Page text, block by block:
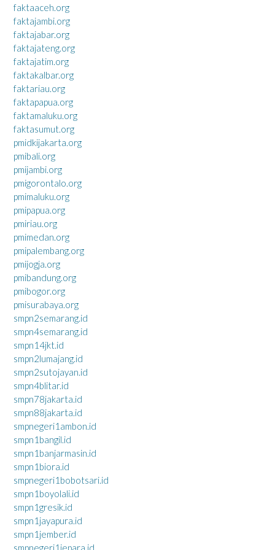
faktaaceh.org
faktajambi.org
faktajabar.org
faktajateng.org
faktajatim.org
faktakalbar.org
faktariau.org
faktapapua.org
faktamaluku.org
faktasumut.org
pmidkijakarta.org
pmibali.org
pmijambi.org
pmigorontalo.org
pmimaluku.org
pmipapua.org
pmiriau.org
pmimedan.org
pmipalembang.org
pmijogja.org
pmibandung.org
pmibogor.org
pmisurabaya.org
smpn2semarang.id
smpn4semarang.id
smpn14jkt.id
smpn2lumajang.id
smpn2sutojayan.id
smpn4blitar.id
smpn78jakarta.id
smpn88jakarta.id
smpnegeri1ambon.id
smpn1bangil.id
smpn1banjarmasin.id
smpn1biora.id
smpnegeri1bobotsari.id
smpn1boyolali.id
smpn1gresik.id
smpn1jayapura.id
smpn1jember.id
smpnegeri1jepara.id